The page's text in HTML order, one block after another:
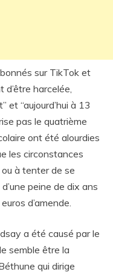
sur TikTok et
harcelée,
et “aujourd’hui à 13
pas le quatrième
ont été alourdies
les circonstances
à tenter de se
peine de dix ans
d’amende.
a été causé par le
semble être la
qui dirige